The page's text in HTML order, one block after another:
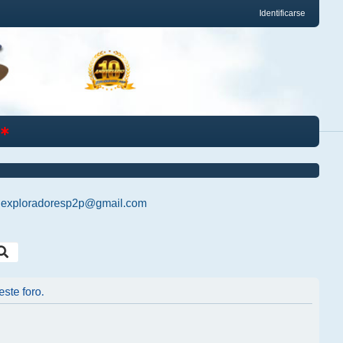
Identificarse
exploradoresp2p@gmail.com
foro.